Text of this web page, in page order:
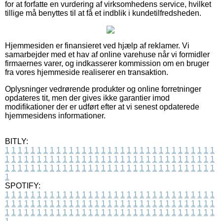
for at forfatte en vurdering af virksomhedens service, hvilket
tillige må benyttes til at få et indblik i kundetilfredsheden.
Hjemmesiden er finansieret ved hjælp af reklamer. Vi
samarbejder med et hav af online varehuse når vi formidler
firmaernes varer, og indkasserer kommission om en bruger
fra vores hjemmeside realiserer en transaktion.
Oplysninger vedrørende produkter og online forretninger
opdateres tit, men der gives ikke garantier imod
modifikationer der er udført efter at vi senest opdaterede
hjemmesidens informationer.
BITLY:
1 1 1 1 1 1 1 1 1 1 1 1 1 1 1 1 1 1 1 1 1 1 1 1 1 1 1 1 1 1 1 1 1
1 1 1 1 1 1 1 1 1 1 1 1 1 1 1 1 1 1 1 1 1 1 1 1 1 1 1 1 1 1 1 1 1
1 1 1 1 1 1 1 1 1 1 1 1 1 1 1 1 1 1 1 1 1 1 1 1 1 1 1 1 1 1 1 1 1
1
SPOTIFY:
1 1 1 1 1 1 1 1 1 1 1 1 1 1 1 1 1 1 1 1 1 1 1 1 1 1 1 1 1 1 1 1 1
1 1 1 1 1 1 1 1 1 1 1 1 1 1 1 1 1 1 1 1 1 1 1 1 1 1 1 1 1 1 1 1 1
1 1 1 1 1 1 1 1 1 1 1 1 1 1 1 1 1 1 1 1 1 1 1 1 1 1 1 1 1 1 1 1 1